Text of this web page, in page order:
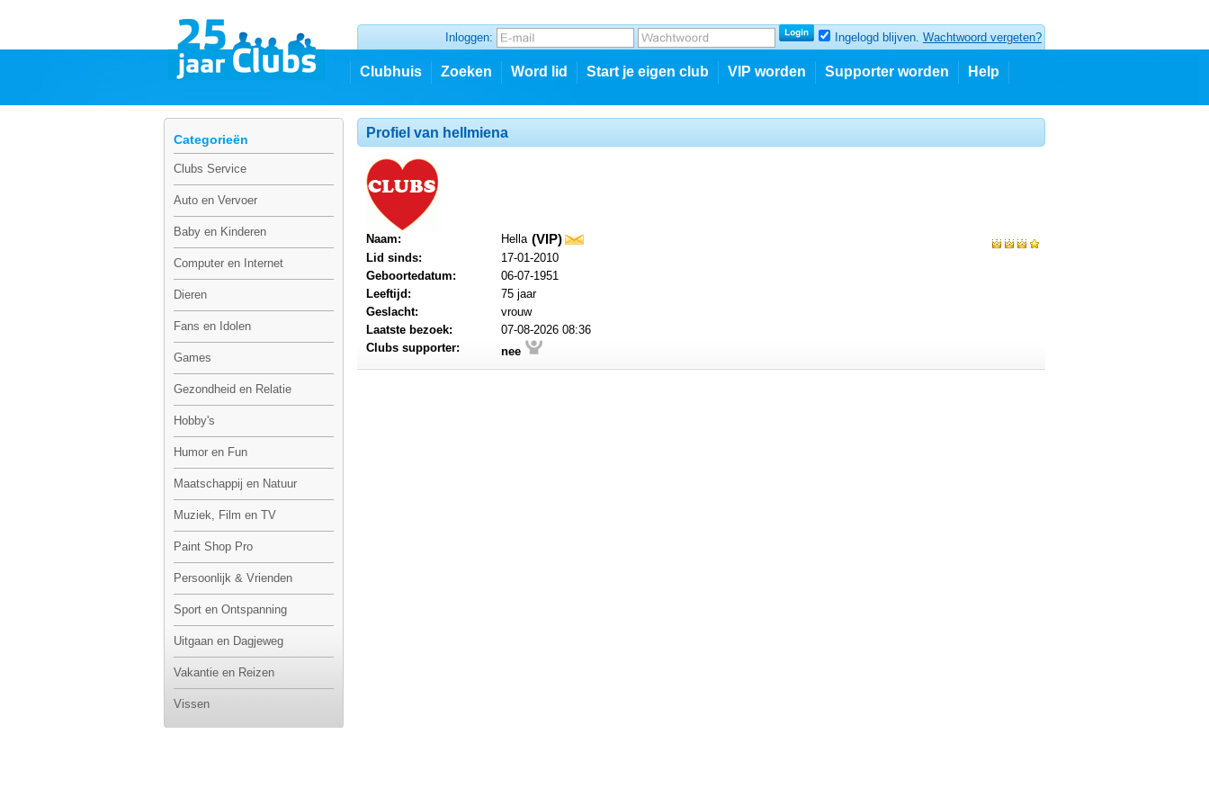
Inloggen: Ingelogd blijven. Wachtwoord vergeten?
Clubhuis Zoeken Word lid Start je eigen club VIP worden Supporter worden Help
Categorieën
Clubs Service
Auto en Vervoer
Baby en Kinderen
Computer en Internet
Dieren
Fans en Idolen
Games
Gezondheid en Relatie
Hobby's
Humor en Fun
Maatschappij en Natuur
Muziek, Film en TV
Paint Shop Pro
Persoonlijk & Vrienden
Sport en Ontspanning
Uitgaan en Dagjeweg
Vakantie en Reizen
Vissen
Profiel van hellmiena
Naam: Hella (VIP)
Lid sinds:
17-01-2010
Geboortedatum:
06-07-1951
Leeftijd:
75 jaar
Geslacht:
vrouw
Laatste bezoek:
07-08-2026 08:36
Clubs supporter:
nee